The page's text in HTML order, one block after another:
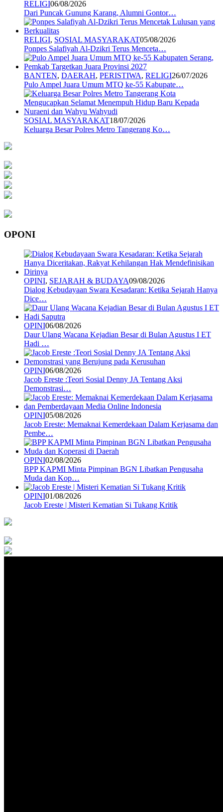
RELIGI06/08/2026
Dari Puncak Gunung Karang, Alumni Gontor…
RELIGI, SOSIAL MASYARAKAT05/08/2026
Ponpes Salafiyah Al-Dzikri Terus Menceta…
BANTEN, DAERAH, PERISTIWA, RELIGI26/07/2026
Pulo Ampel Juara Umum MTQ ke-55 Kabupate…
SOSIAL MASYARAKAT18/07/2026
Keluarga Besar Polres Metro Tangerang Ko…
OPONI
OPINI, SEJARAH & BUDAYA09/08/2026
Dialog Kebudayaan Swara Kesadaran: Ketika Sejarah Hanya
Dice…
OPINI06/08/2026
Daur Ulang Wacana Kejadian Besar di Bulan Agustus I ET
Hadi …
OPINI06/08/2026
Jacob Ereste :Teori Sosial Denny JA Tentang Aksi
Demonstrasi…
OPINI05/08/2026
Jacob Ereste: Memaknai Kemerdekaan Dalam Kerjasama dan
Pembe…
OPINI02/08/2026
BPP KAPMI Minta Pimpinan BGN Libatkan Pengusaha
Muda dan Kop…
OPINI01/08/2026
Jacob Ereste | Misteri Kematian Si Tukang Kritik